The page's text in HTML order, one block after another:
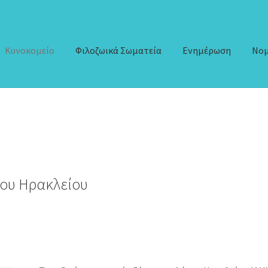
Κυνοκομείο Φιλοζωικά Σωματεία Ενημέρωση
Ηρακλείου